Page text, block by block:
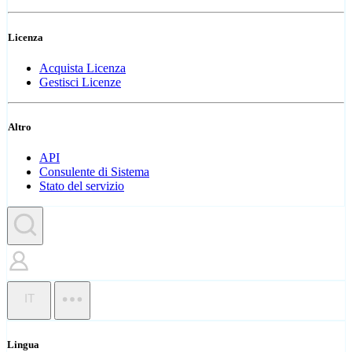
Licenza
Acquista Licenza
Gestisci Licenze
Altro
API
Consulente di Sistema
Stato del servizio
IT
Lingua